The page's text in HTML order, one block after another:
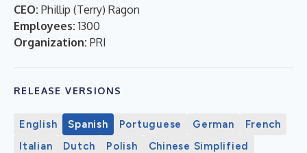
CEO: Phillip (Terry) Ragon
Employees: 1300
Organization: PRI
RELEASE VERSIONS
English Spanish Portuguese German
French
Italian
Dutch Polish
Chinese Simplified